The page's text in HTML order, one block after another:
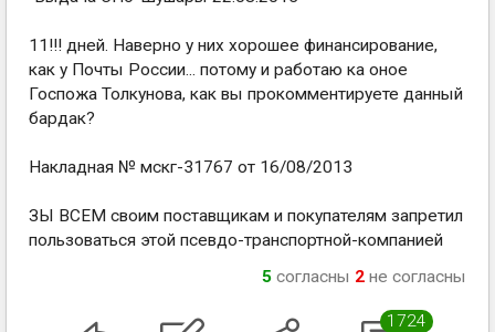
11!!! дней. Наверно у них хорошее финансирование,
как у Почты России... потому и работаю ка оное
Госпожа Толкунова, как вы прокомментируете данный
бардак?
Накладная № мскг-31767 от 16/08/2013
ЗЫ ВСЕМ своим поставщикам и покупателям запретил
пользоваться этой псевдо-транспортной-компанией
5 согласны 2 не согласны
1724